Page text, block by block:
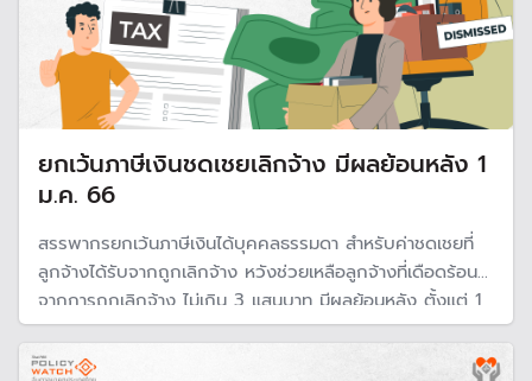
ยกเว้นภาษีเงินชดเชยเลิกจ้าง มีผลย้อนหลัง 1
ม.ค. 66
สรรพากรยกเว้นภาษีเงินได้บุคคลธรรมดา สำหรับค่าชดเชยที่
ลูกจ้างได้รับจากถูกเลิกจ้าง หวังช่วยเหลือลูกจ้างที่เดือดร้อน
จากการถูกเลิกจ้าง ไม่เกิน 3 แสนบาท มีผลย้อนหลัง ตั้งแต่ 1
ม.ค. 2566 ใครที่จ่ายภาษีไปแล้ว สามารถยื่นขอคืนภาษีได้
ภายใน 3 ปี